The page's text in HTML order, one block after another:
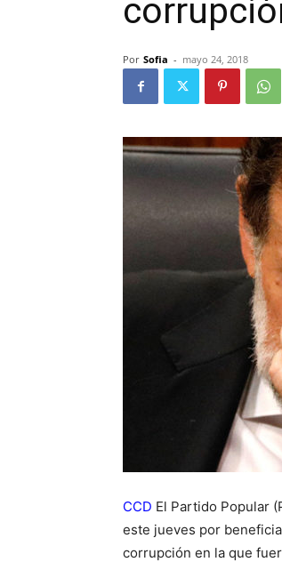
Por Sofia - mayo 24, 2018
CCD El Partido Popular
este jueves por
corrupción en la que